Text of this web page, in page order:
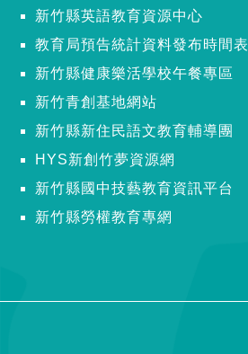
新竹縣英語教育資源中心
教育局預告統計資料發布時間表
新竹縣健康樂活學校午餐專區
新竹青創基地網站
新竹縣新住民語文教育輔導團
HYS新創竹夢資源網
新竹縣國中技藝教育資訊平台
新竹縣勞權教育專網